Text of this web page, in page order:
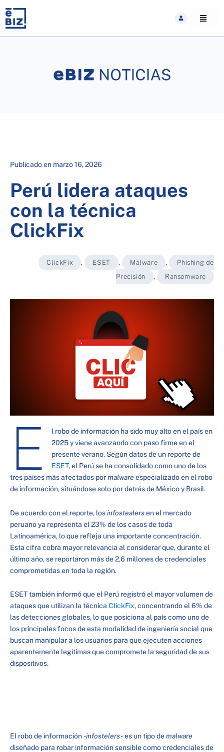
content
Publicado en marzo 16, 2026
Perú lidera ataques
con la técnica
ClickFix
ClickFix , ESET , Malware ,
Phishing de
Precisión
, Ransomware
E
l robo de información ha sido muy alto en el país en
2025 y viene avanzando con paso firme en el
presente verano. Según datos de un reporte de
ESET, el Perú se ha consolidado como uno de los
tres países más afectados pormalware especializado en el robo
de información, situándose solo por detrás de México y Brasil.
De acuerdo con el reporte, losinfostealersen el mercado
peruano ya representa el 23% de los casos de toda
Latinoamérica, lo que refleja una importante concentración.
Esta cifra cobra mayor relevancia al considerar que, durante el
último año, se reportaron más de 2,6 millones de credenciales
comprometidas en toda la región.
ESET también informó que el Perú registró el mayor volumen de
ataques que utilizan la técnica ClickFix, concentrando el 6% de
las detecciones globales, lo que posiciona al país como uno de
los principales focos de esta modalidad de ingeniería social que
buscan manipular a los usuarios para que ejecuten acciones
aparentemente legítimas que compromete la seguridad de sus
dispositivos.
El robo de información-infostelers-es un tipo demalware
diseñado para robar información sensible como credenciales de